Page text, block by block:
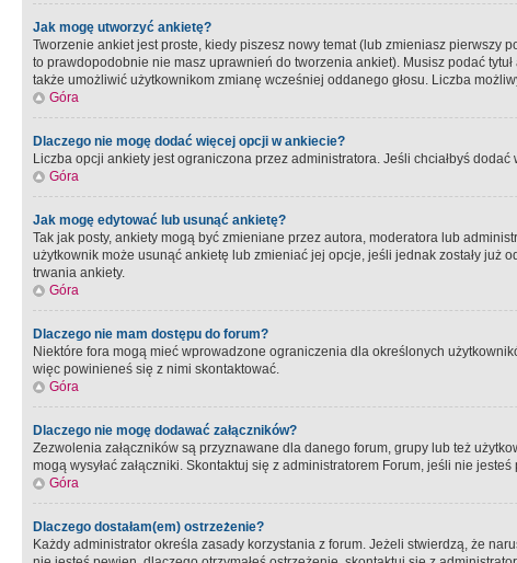
Jak mogę utworzyć ankietę?
Tworzenie ankiet jest proste, kiedy piszesz nowy temat (lub zmieniasz
to prawdopodobnie nie masz uprawnień do tworzenia ankiet). Musisz podać
także umożliwić użytkownikom zmianę wcześniej oddanego głosu. Liczba
Góra
Dlaczego nie mogę dodać więcej opcji w ankiecie?
Liczba opcji ankiety jest ograniczona przez administratora. Jeśli chciałbyś
Góra
Jak mogę edytować lub usunąć ankietę?
Tak jak posty, ankiety mogą być zmieniane przez autora, moderatora lub
użytkownik może usunąć ankietę lub zmieniać jej opcje, jeśli jednak zostały już
trwania ankiety.
Góra
Dlaczego nie mam dostępu do forum?
Niektóre fora mogą mieć wprowadzone ograniczenia dla określonych
więc powinieneś się z nimi skontaktować.
Góra
Dlaczego nie mogę dodawać załączników?
Zezwolenia załączników są przyznawane dla danego forum, grupy lub też
mogą wysyłać załączniki. Skontaktuj się z administratorem Forum, jeśli nie
Góra
Dlaczego dostałam(em) ostrzeżenie?
Każdy administrator określa zasady korzystania z forum. Jeżeli stwierdzą, że